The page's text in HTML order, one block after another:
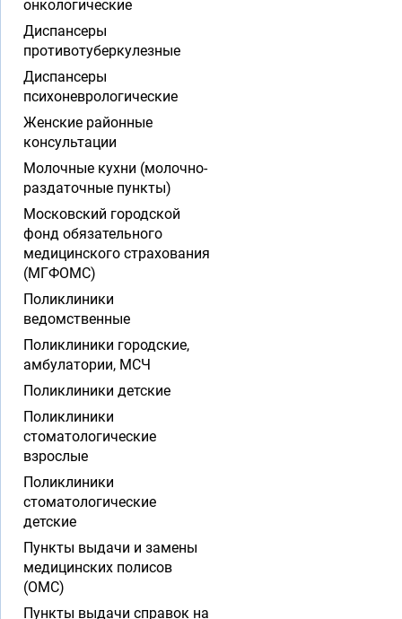
онкологические
Диспансеры
противотуберкулезные
Диспансеры
психоневрологические
Женские районные
консультации
Молочные кухни (молочно-
раздаточные пункты)
Московский городской
фонд обязательного
медицинского страхования
(МГФОМС)
Поликлиники
ведомственные
Поликлиники городские,
амбулатории, МСЧ
Поликлиники детские
Поликлиники
стоматологические
взрослые
Поликлиники
стоматологические
детские
Пункты выдачи и замены
медицинских полисов
(ОМС)
Пункты выдачи справок на